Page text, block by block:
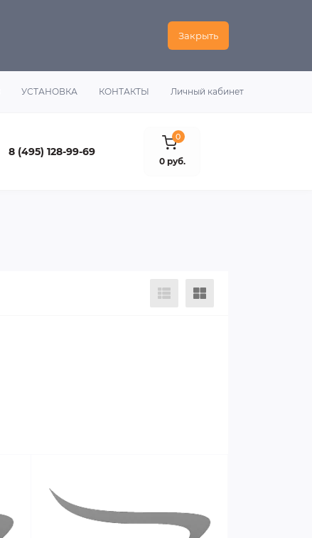
Закрыть
УСТАНОВКА КОНТАКТЫ Личный кабинет
8 (495) 128-99-69
0
0 руб.